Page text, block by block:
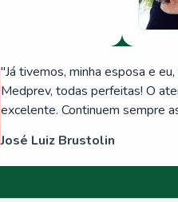
"Já tivemos, minha esposa e
Medprev, todas perfeitas! O
excelente. Continuem sempre
José Luiz Brustolin